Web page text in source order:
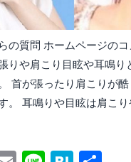
の質問 ホームページの
りや肩こり目眩や耳鳴り
首が張ったり肩こりが
。 耳鳴りや目眩は肩こ